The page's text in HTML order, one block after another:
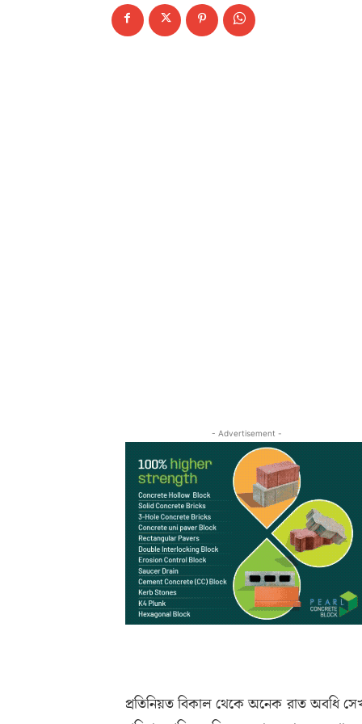
- Advertisement -
প্রতিনিয়ত বিকাল থেকে অনেক রাত অবধি